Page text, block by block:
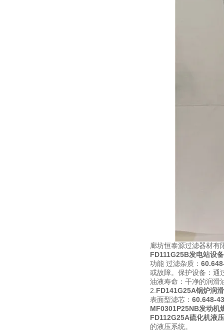
廊坊恒泰源过滤器材有
FD111G25B发电站设
功能 过滤杂质：
或故障。保护设备：通
油液寿命：干净的润滑
2. FD141G25A锅炉润
表面型滤芯： 60.648-
MF0301P25NB发动机
FD112G25A硫化机液
的液压系统。